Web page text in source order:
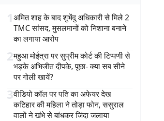
1अमित शाह के बाद शुभेंदु अधिकारी से मिले 2
TMC सांसद, मुसलमानों को निशाना बनाने
का लगाया आरोप
2महुआ मोईत्रा पर सुप्रीम कोर्ट की टिप्पणी से
भड़के अभिजीत दीपके, पूछा- क्या सब सीने
पर गोली खायें?
3वीडियो कॉल पर पति का अफेयर देख
कटिहार की महिला ने तोड़ा फोन, ससुराल
वालों ने खंभे से बांधकर जिंदा जलाया